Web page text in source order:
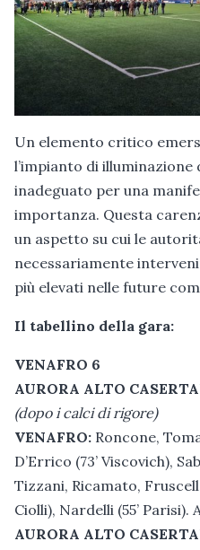
Un elemento critico
l’impianto di
inadeguato per una
importanza. Questa
un aspetto su cui le
necessariamente
più elevati nelle future
Il tabellino della gara:
VENAFRO 6
AURORA ALTO
(dopo i calci di rigore)
VENAFRO: Roncone,
D’Errico (73’ Viscovich),
Tizzani, Ricamato,
Ciolli), Nardelli (55’ Parisi).
AURORA ALTO